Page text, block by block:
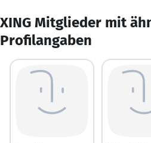
XING Mitglieder mit
Profilangaben